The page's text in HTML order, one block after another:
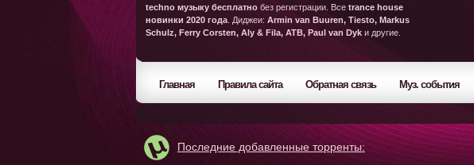
techno музыку бесплатно без регистрации. Все trance house
новинки 2020 года . Диджеи: Armin van Buuren, Tiesto, Markus
Schulz, Ferry Corsten, Aly & Fila, ATB, Paul van Dyk и другие.
Главная Правила сайта Обратная связь Муз. события
Последние добавленные торренты: